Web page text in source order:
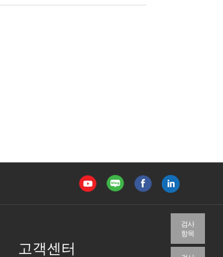
검사
항목
고객센터